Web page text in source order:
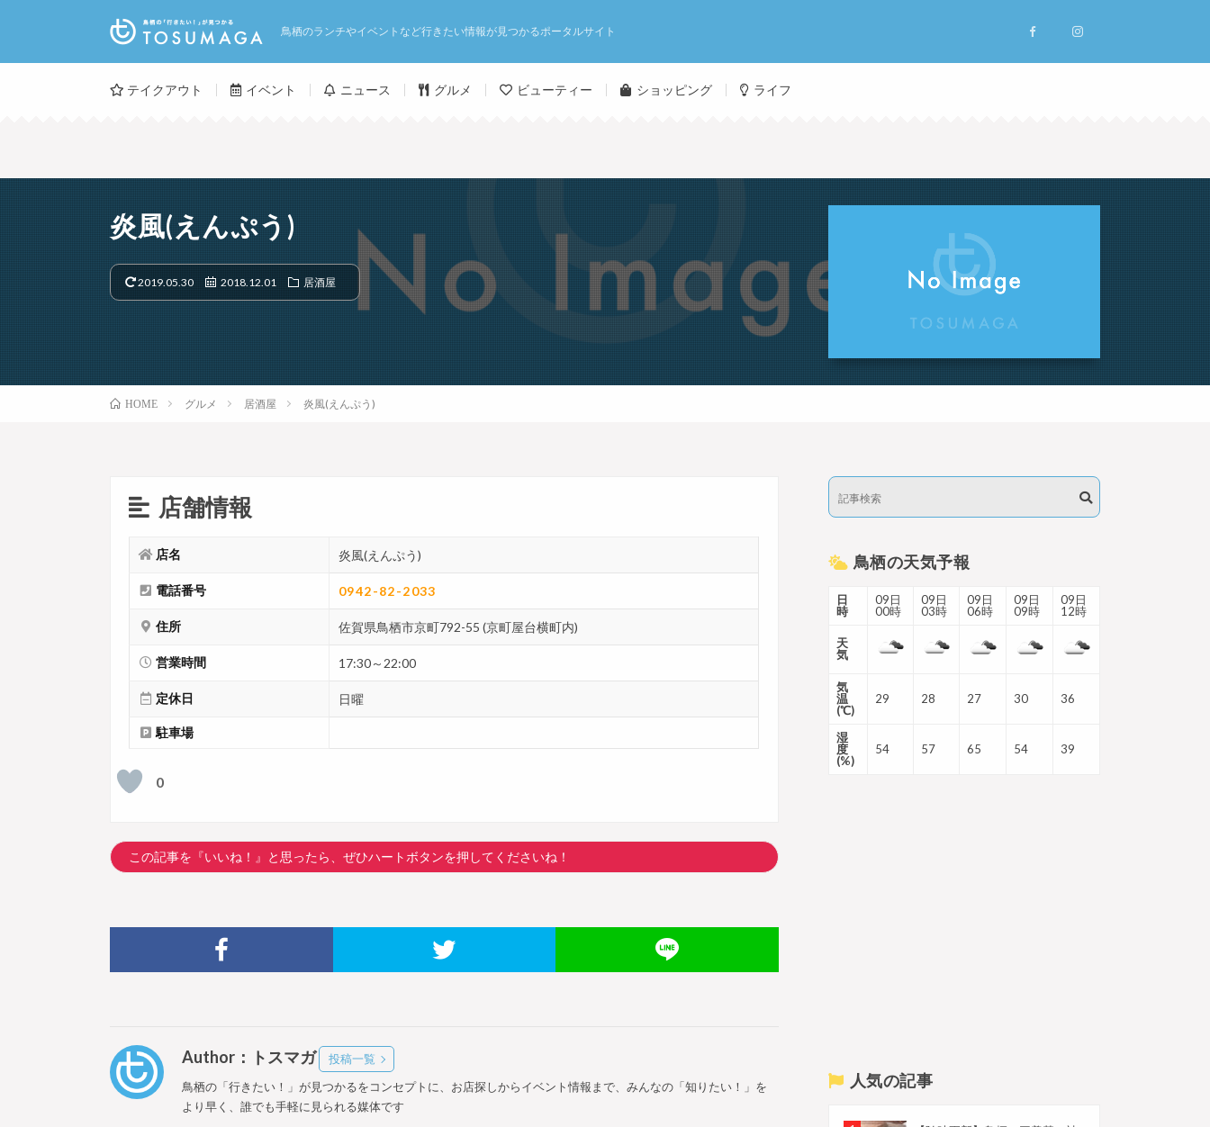
鳥栖のランチやイベントなど行きたい情報が見つかるポータルサイト
テイクアウト イベント ニュース グルメ ビューティー ショッピング ライフ
炎風(えんぷう)
2019.05.30 2018.12.01 居酒屋
HOME グルメ 居酒屋 炎風(えんぷう)
店舗情報
店名 炎風(えんぷう)
電話番号 0942-82-2033
住所 佐賀県鳥栖市京町792-55 (京町屋台横町内)
営業時間 17:30～22:00
定休日 日曜
駐車場
0
この記事を『いいね！』と思ったら、ぜひハートボタンを押してくださいね！
Author：トスマガ
投稿一覧
鳥栖の「行きたい！」が見つかるをコンセプトに、お店探しからイベント情報まで、みんなの「知りたい！」を
より早く、誰でも手軽に見られる媒体です
鳥栖の天気予報
日
時
09日
00時
09日
03時
09日
06時
09日
09時
09日
12時
天
気
気
温
(℃)
29 28 27 30 36
湿
度
(%)
54 57 65 54 39
人気の記事